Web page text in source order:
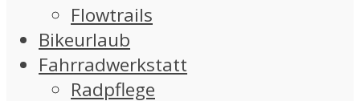
Flowtrails
Bikeurlaub
Fahrradwerkstatt
Radpflege